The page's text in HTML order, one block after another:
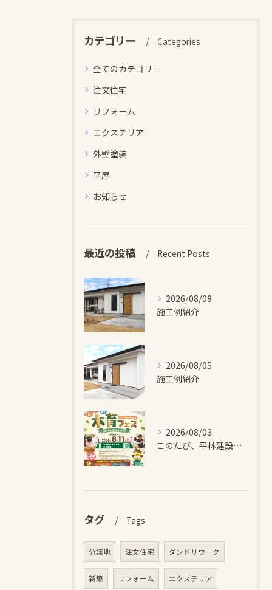
カテゴリー Categories
全てのカテゴリー
注文住宅
リフォーム
エクステリア
外壁塗装
平屋
お知らせ
最近の投稿 Recent Posts
2026/08/08
施工例紹介
2026/08/05
施工例紹介
2026/08/03
このたび、平林建設では、お子さまが木とふれあい・木について学...
タグ Tags
分譲地 注文住宅 ダンドリワーク
新築 リフォーム エクステリア